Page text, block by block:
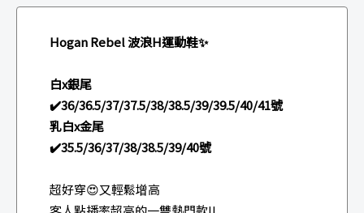
Hogan Rebel 波浪H運動鞋✨
白x銀尾
✔️36/36.5/37/37.5/38/38.5/39/39.5/40/41號
乳白x金尾
✔️35.5/36/37/38/38.5/39/40號
超好穿😍又輕鬆增高